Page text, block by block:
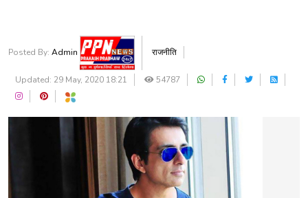
Posted By: Admin राजनीति
Updated: 29 May, 2020 18:21 54787